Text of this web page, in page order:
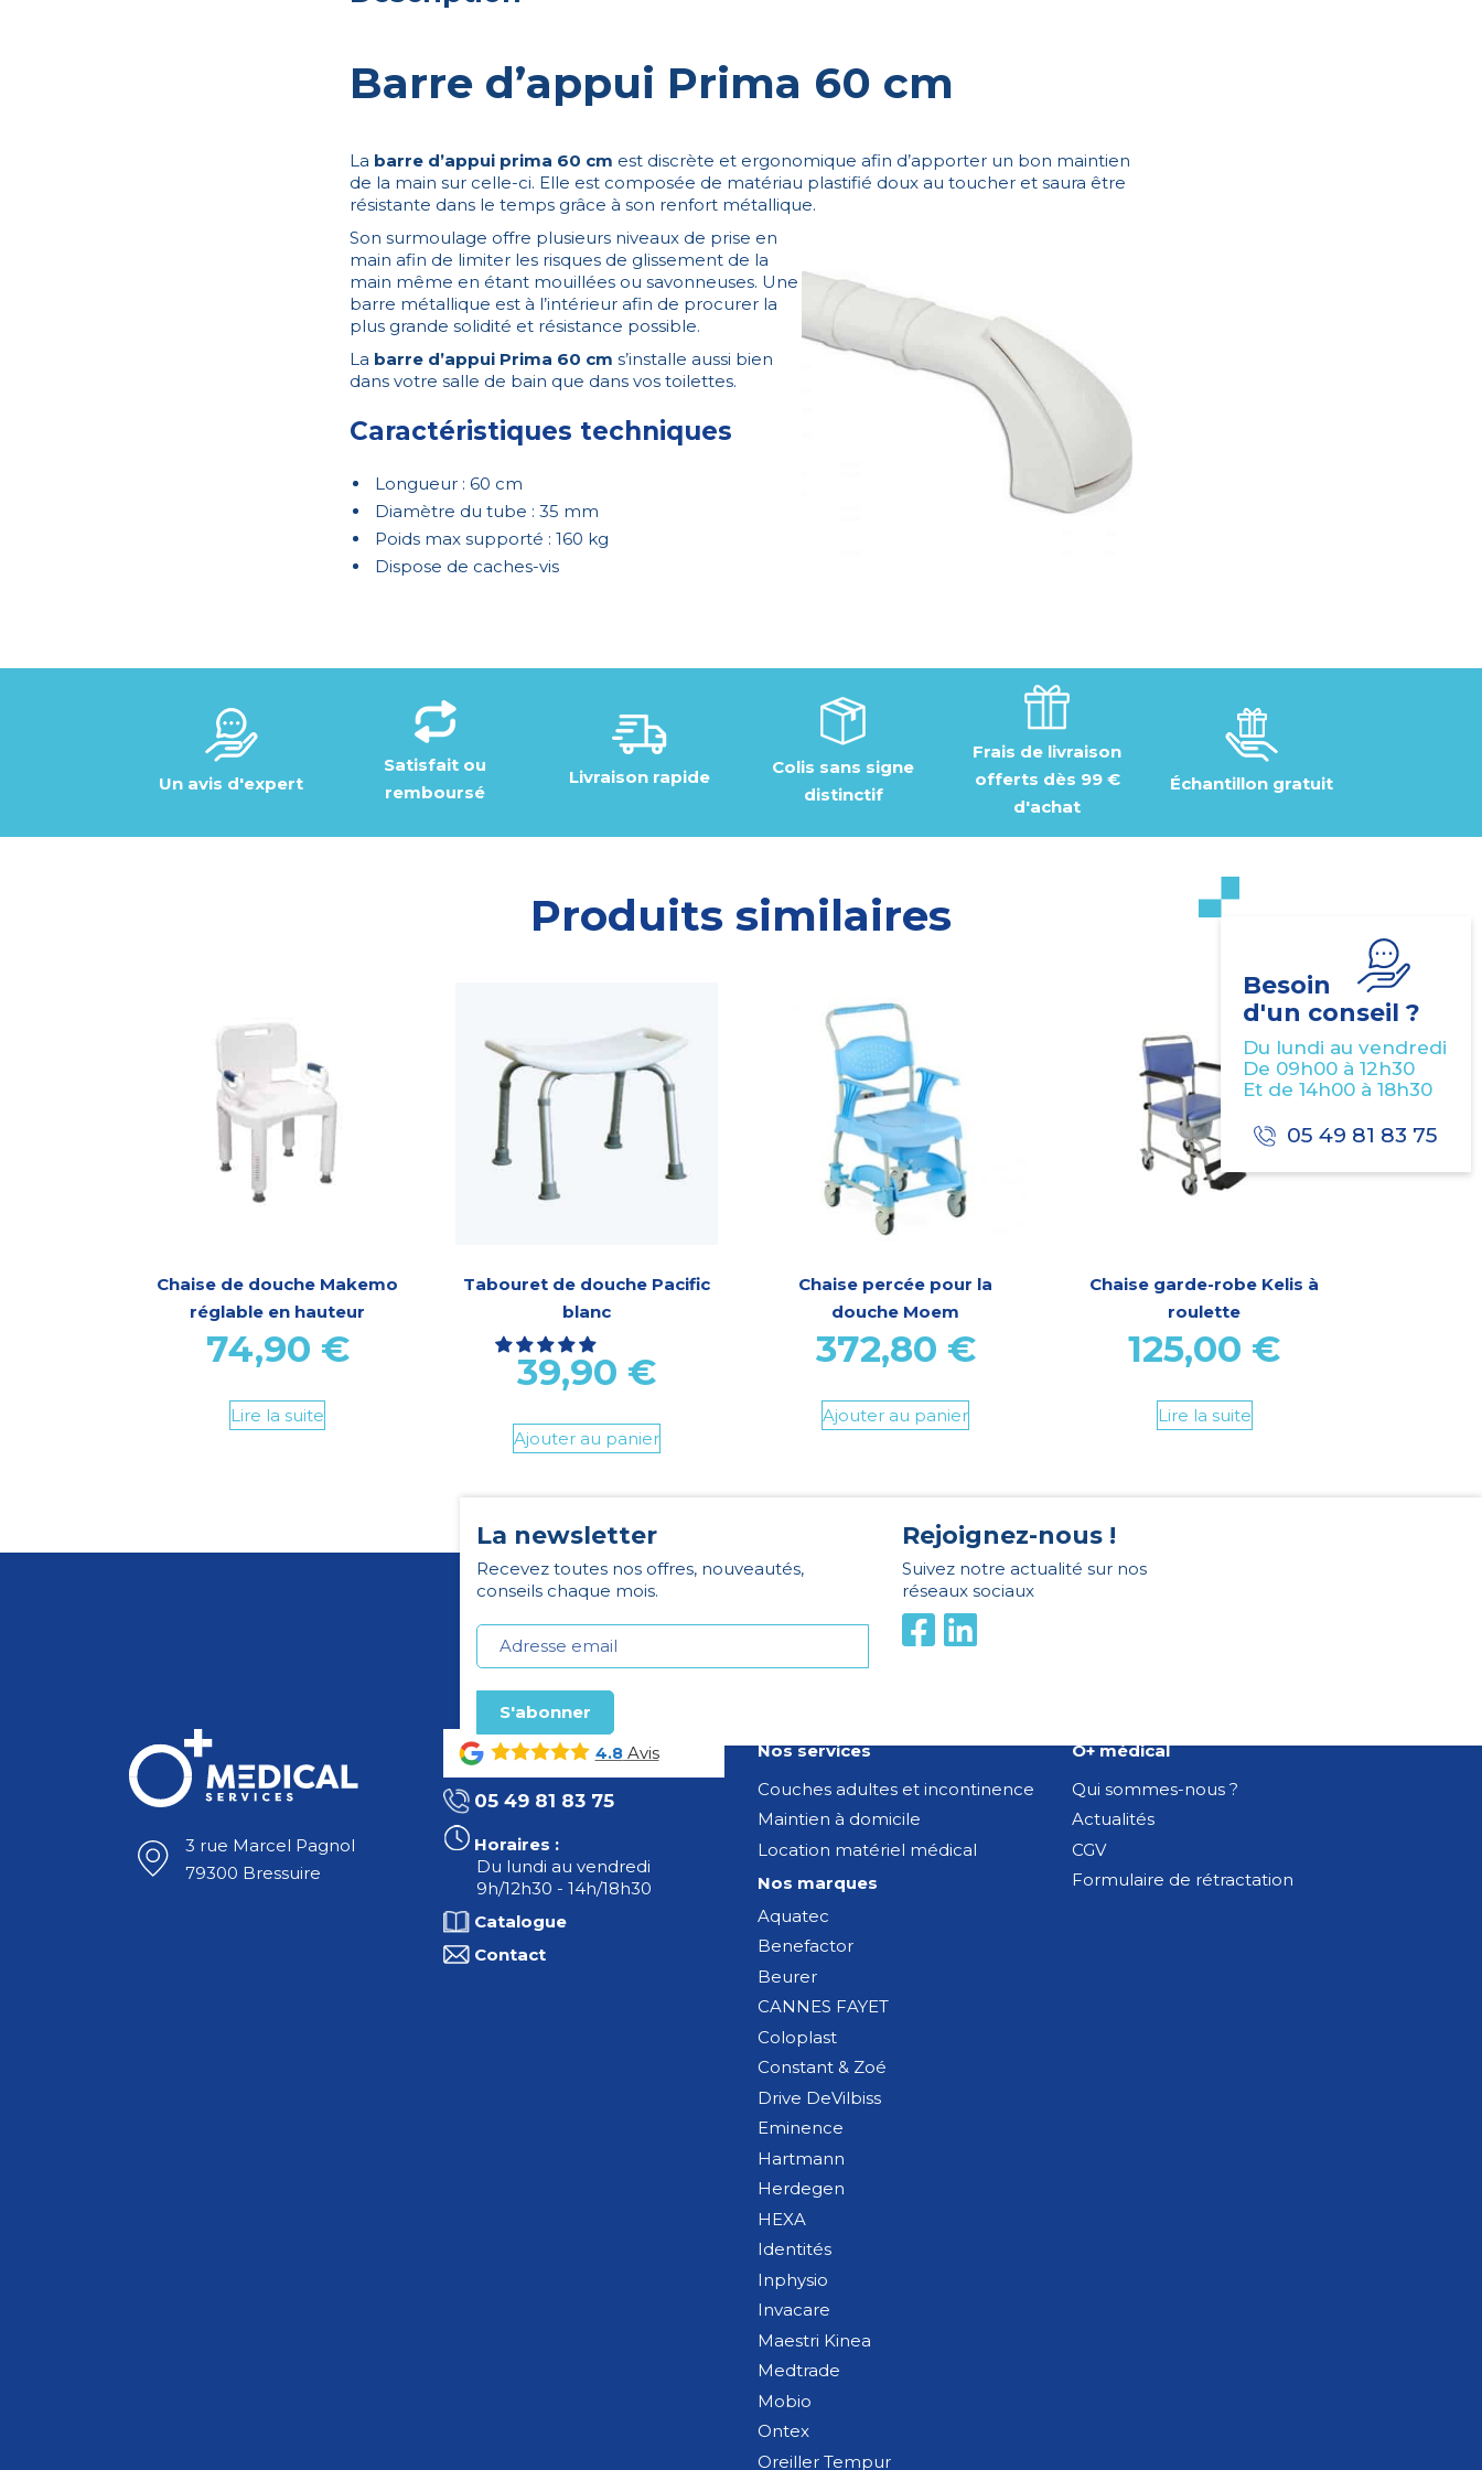
Besoin
d'un conseil ?
Du lundi au vendredi
De 09h00 à 12h30
Et de 14h00 à 18h30
05 49 81 83 75
Barre d’appui Prima 60 cm
La barre d’appui prima 60 cm est discrète et ergonomique afin d’apporter un bon maintien
de la main sur celle-ci. Elle est composée de matériau plastifié doux au toucher et saura être
résistante dans le temps grâce à son renfort métallique.
Son surmoulage offre plusieurs niveaux de prise en
main afin de limiter les risques de glissement de la
main même en étant mouillées ou savonneuses. Une
barre métallique est à l’intérieur afin de procurer la
plus grande solidité et résistance possible.
La barre d’appui Prima 60 cm s’installe aussi bien
dans votre salle de bain que dans vos toilettes.
Caractéristiques techniques
Longueur : 60 cm
Diamètre du tube : 35 mm
Poids max supporté : 160 kg
Dispose de caches-vis
Un avis d'expert
Satisfait ou
remboursé
Livraison rapide
Colis sans signe
distinctif
Frais de livraison
offerts dès 99 €
d'achat
Échantillon gratuit
Produits similaires
Chaise de douche Makemo
réglable en hauteur
74,90 €
Lire la suite
Tabouret de douche Pacific
blanc
39,90 €
Ajouter au panier
Chaise percée pour la
douche Moem
372,80 €
Ajouter au panier
Chaise garde-robe Kelis à
roulette
125,00 €
Lire la suite
La newsletter
Recevez toutes nos offres, nouveautés,
conseils chaque mois.
Rejoignez-nous !
Suivez notre actualité sur nos
réseaux sociaux
3 rue Marcel Pagnol
79300 Bressuire
4.8Avis
05 49 81 83 75
Horaires :
Du lundi au vendredi
9h/12h30 - 14h/18h30
Catalogue
Contact
Nos services
Couches adultes et incontinence
Maintien à domicile
Location matériel médical
Nos marques
Aquatec
Benefactor
Beurer
CANNES FAYET
Coloplast
Constant & Zoé
Drive DeVilbiss
Eminence
Hartmann
Herdegen
HEXA
Identités
Inphysio
Invacare
Maestri Kinea
Medtrade
Mobio
Ontex
Oreiller Tempur
O+ médical
Qui sommes-nous ?
Actualités
CGV
Formulaire de rétractation